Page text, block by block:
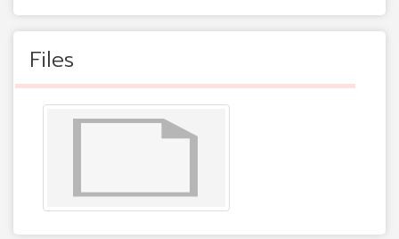
Files